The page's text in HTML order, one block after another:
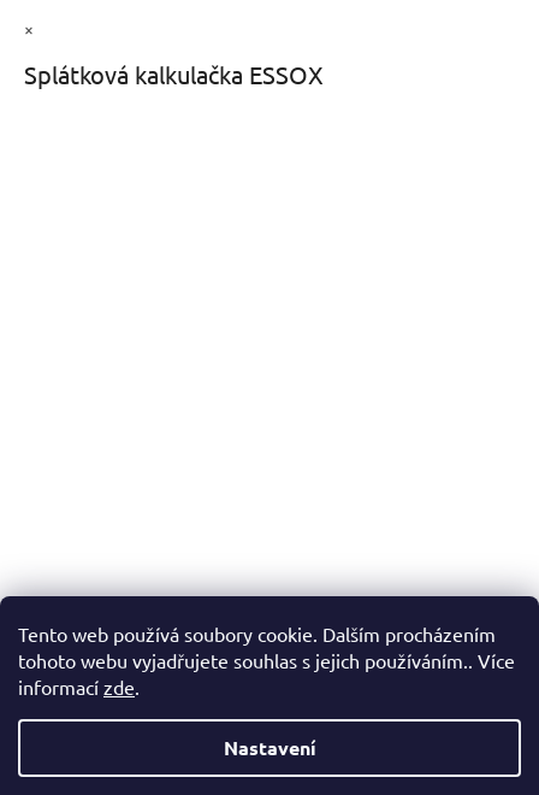
Tento web používá soubory cookie. Dalším procházením
tohoto webu vyjadřujete souhlas s jejich používáním.. Více
informací zde.
Nastavení
×
Splátková kalkulačka ESSOX